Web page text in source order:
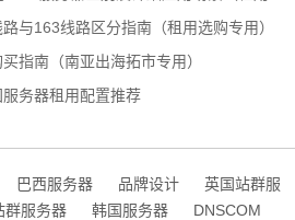
与163线路区分指南（租用选购专用）
指南（南亚出海拓市专用）
务器租用配置推荐
巴西服务器 品牌设计
英国站群服
群服务器 韩国服务器
DNSCOM